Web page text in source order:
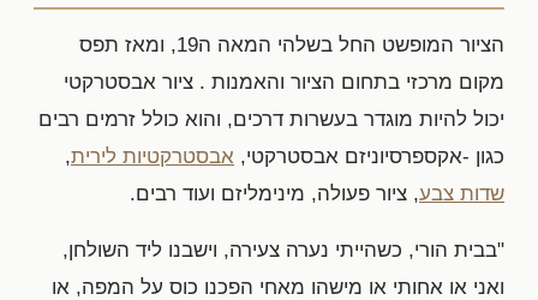
הציור המופשט החל בשלהי המאה ה19, ומאז תפס
מקום מרכזי בתחום הציור והאמנות . ציור אבסטרקטי
יכול להיות מוגדר בעשרות דרכים, והוא כולל זרמים רבים
כגון -אקספרסיוניזם אבסטרקטי, אבסטרקטיות לירית,
שדות צבע, ציור פעולה, מינימליזם ועוד רבים.
"בבית הורי, כשהייתי נערה צעירה, וישבנו ליד השולחן,
ואני או אחותי או מישהו מאחי הפכנו כוס על המפה, או